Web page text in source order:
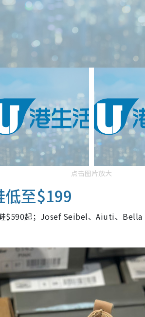
点击图片放大
低至$199
$590起；Josef Seibel、Aiuti、